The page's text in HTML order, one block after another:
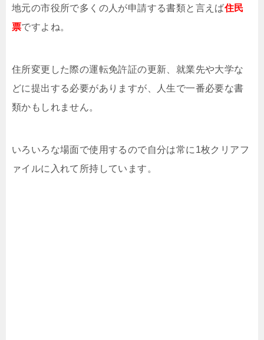
地元の市役所で多くの人が申請する書類と言えば住民
票ですよね。
住所変更した際の運転免許証の更新、就業先や大学な
どに提出する必要がありますが、人生で一番必要な書
類かもしれません。
いろいろな場面で使用するので自分は常に1枚クリアフ
ァイルに入れて所持しています。